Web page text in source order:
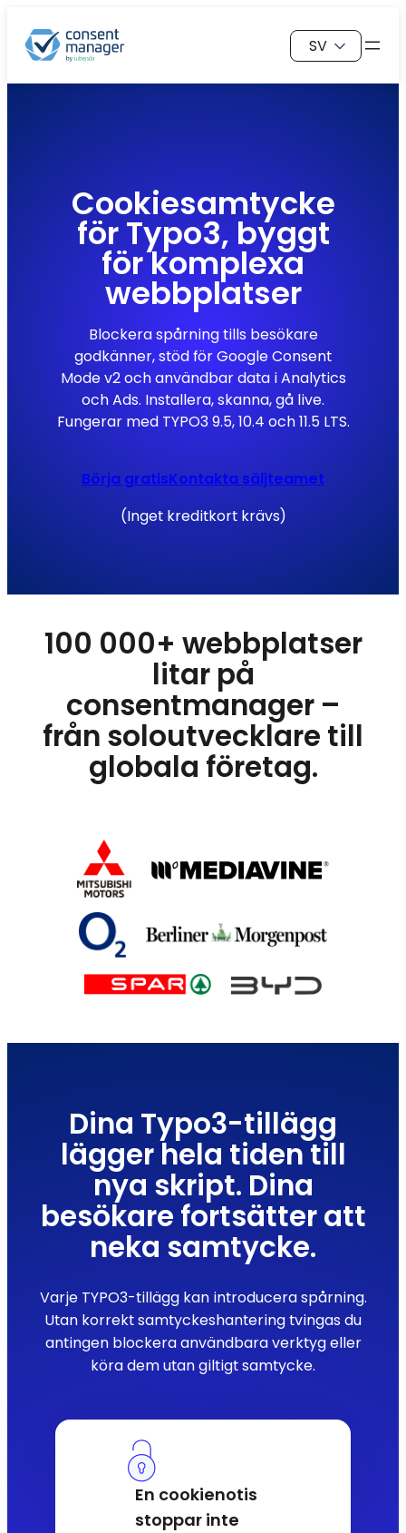
innehåll
Välj
ett
språk
Cookiesamtycke
förTypo3, byggt
för komplexa
webbplatser
Blockera spårning tills besökare
godkänner, stöd för Google Consent
Mode v2 och användbar data i Analytics
och Ads. Installera, skanna, gå live.
Fungerar med TYPO3 9.5, 10.4 och 11.5 LTS.
Börja gratisKontakta säljteamet
(Inget kreditkort krävs)
100 000+ webbplatser
litar på
consentmanager –
från soloutvecklare till
globala företag.
Dina Typo3-tillägg
lägger hela tiden till
nya skript. Dina
besökare fortsätter att
neka samtycke.
Varje TYPO3-tillägg kan introducera spårning.
Utan korrekt samtyckeshantering tvingas du
antingen blockera användbara verktyg eller
köra dem utan giltigt samtycke.
En cookienotis
stoppar inte